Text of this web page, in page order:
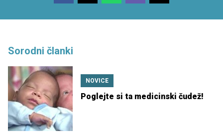
Sorodni članki
NOVICE
Poglejte si ta medicinski čudež!